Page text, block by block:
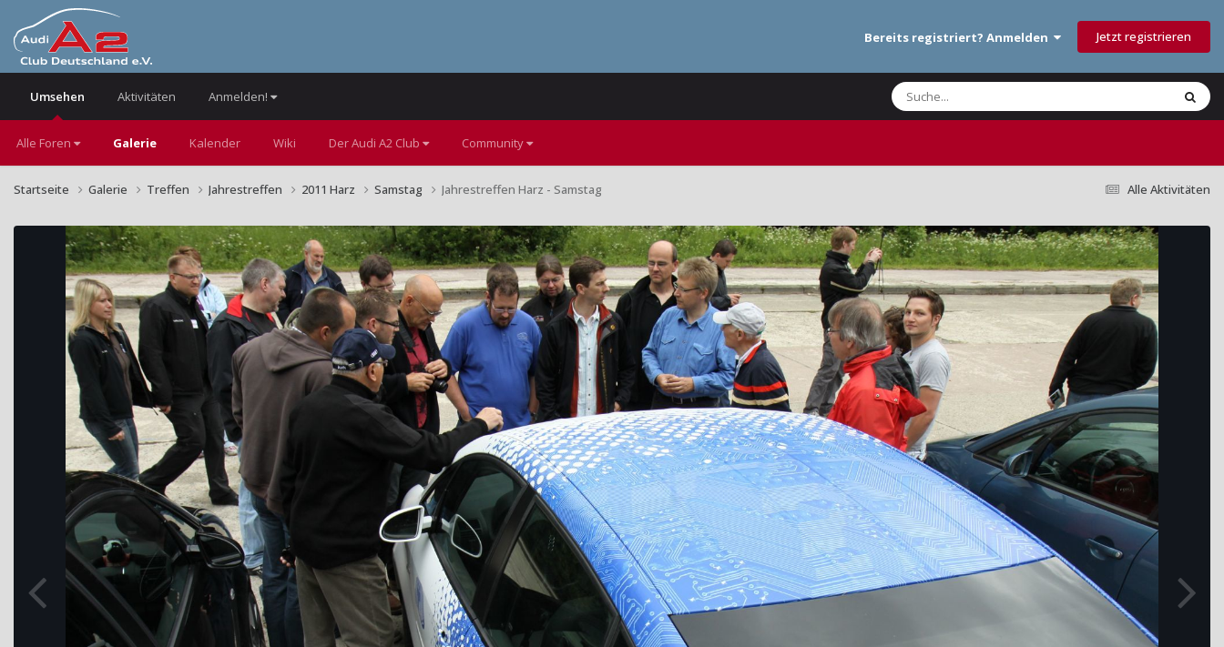
Bereits registriert? Anmelden Jetzt registrieren
Umsehen
Alle Foren Galerie Kalender Wiki Der Audi A2 Club Community
Aktivitäten Anmelden!
Alle Aktivitäten
Startseite Galerie Treffen Jahrestreffen 2011 Harz Samstag Jahrestreffen Harz - Samstag